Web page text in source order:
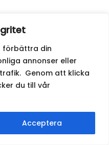
förbättra din
annonser eller
Genom att klicka
du till vår
Acceptera
All Rights Reserved.